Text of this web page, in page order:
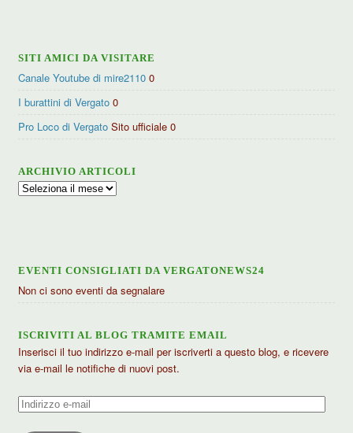
SITI AMICI DA VISITARE
Canale Youtube di mire2110 0
I burattini di Vergato 0
Pro Loco di Vergato Sito ufficiale 0
ARCHIVIO ARTICOLI
Archivio
EVENTI CONSIGLIATI DA VERGATONEWS24
Non ci sono eventi da segnalare
ISCRIVITI AL BLOG TRAMITE EMAIL
Inserisci il tuo indirizzo e-mail per iscriverti a questo blog, e ricevere
via e-mail le notifiche di nuovi post.
Indirizzo